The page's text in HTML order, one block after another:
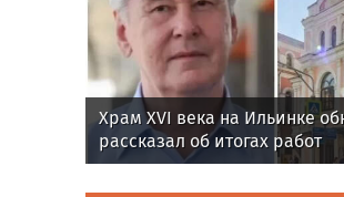
Храм XVI века на Ильинке
рассказал об итогах работ